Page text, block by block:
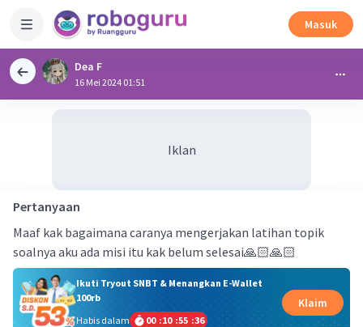
Masuk
Dea F
16 Mei 2024 01:51
Iklan
Pertanyaan
Maaf kak bagaimana caranya mengerjakan latihan topik
soalnya aku ada misi itu kak belum selesai🙏🏻🙏🏻
Ikuti Tryout SNBT & Menangkan E-Wallet
100rb
Habis dalam
00 :10 :55 :35
Klaim